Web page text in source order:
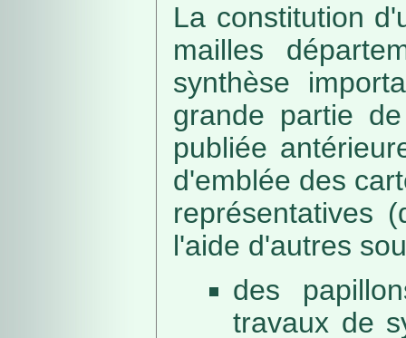
La constitution
mailles
synthèse
grande partie
publiée
d'emblée des
représentatives
l'aide d'autres
des
travaux de